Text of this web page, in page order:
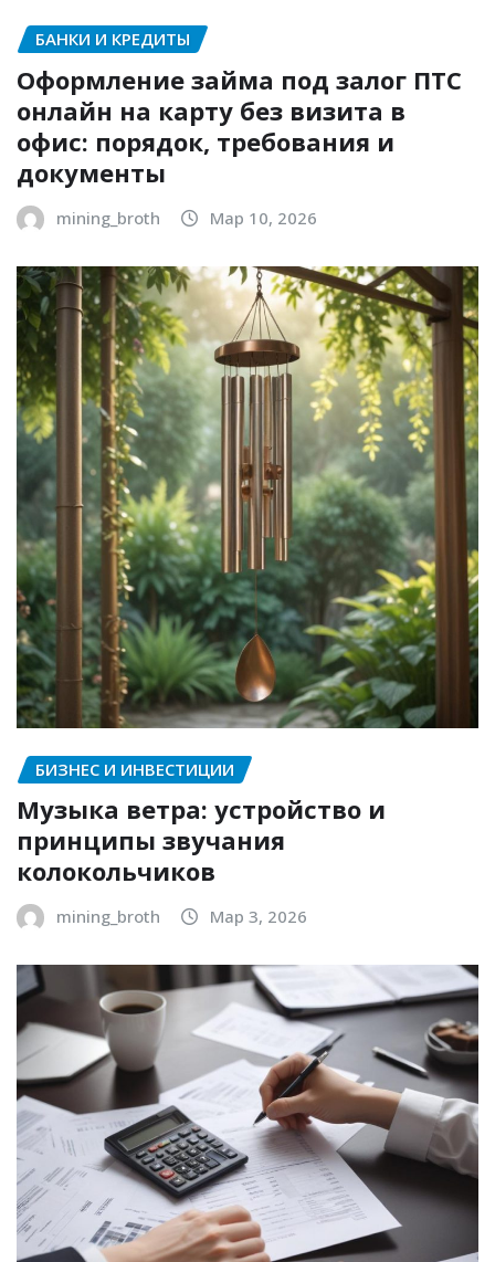
БАНКИ И КРЕДИТЫ
Оформление займа под залог ПТС
онлайн на карту без визита в
офис: порядок, требования и
документы
mining_broth Мар 10, 2026
БИЗНЕС И ИНВЕСТИЦИИ
Музыка ветра: устройство и
принципы звучания
колокольчиков
mining_broth Мар 3, 2026